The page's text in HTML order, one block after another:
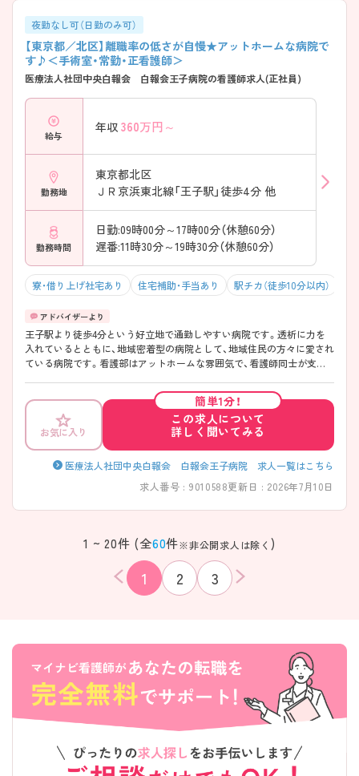
クリア
検索する
夜勤なし可（日勤のみ可）
【東京都／北区】離職率の低さが自慢★アットホームな病院で
す♪＜手術室・常勤・正看護師＞
医療法人社団中央白報会 白報会王子病院の看護師求人(正社員)
給与
年収 360万円～
勤務地
東京都北区
ＪＲ京浜東北線「王子駅」徒歩4分 他
勤務時間
日勤:09時00分～17時00分（休憩60分）
遅番:11時30分～19時30分（休憩60分）
寮・借り上げ社宅あり 住宅補助・手当あり 駅チカ（徒歩10分以内）
王子駅より徒歩4分という好立地で通勤しやすい病院です。透析に力を
入れているとともに、地域密着型の病院として、地域住民の方々に愛され
ている病院です。看護部はアットホームな雰囲気で、看護師同士が支え
広い方がお勤めされています。手術室は緊急手術なし、オンコール体制
無し、日勤のみのご勤務となりますので、ご家庭やプライベートとの両立
を図りたい方にオススメです。 ご興味のある方にはさらに詳細をお伝え
いたします。お気軽にご相談ください。
お気に入り
簡単1分！
この求人について
詳しく聞いてみる
医療法人社団中央白報会 白報会王子病院 求人一覧はこちら
求人番号 : 9010588更新日 : 2026年7月10日
1 ~ 20件 (全60件※非公開求人は除く )
1 2 3